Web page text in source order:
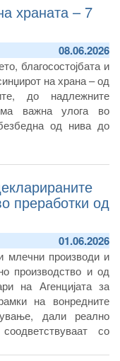
храната – 7
08.06.2026
благосостојбата и
на храна – од
до надлежните
важна улога во
од нива до
преработки од
01.06.2026
млечни производи и
производство и од
на Агенцијата за
на вонредните
дали реално
со